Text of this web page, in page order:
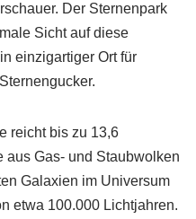
Der Sternenpark
Sicht auf diese
einzigartiger Ort für
reicht bis zu 13,6
aus Gas- und Staubwolken
Galaxien im Universum
etwa 100.000 Lichtjahren.